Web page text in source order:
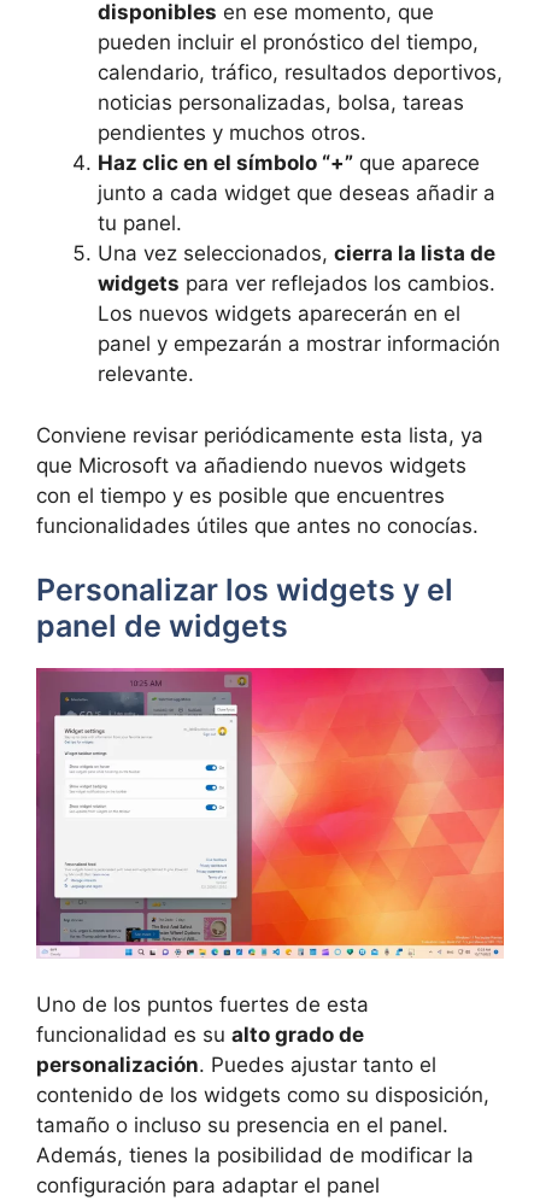
disponibles en ese momento, que
pueden incluir el pronóstico del tiempo,
calendario, tráfico, resultados deportivos,
noticias personalizadas, bolsa, tareas
pendientes y muchos otros.
Haz clic en el símbolo “+” que aparece
junto a cada widget que deseas añadir a
tu panel.
Una vez seleccionados, cierra la lista de
widgets para ver reflejados los cambios.
Los nuevos widgets aparecerán en el
panel y empezarán a mostrar información
relevante.
Conviene revisar periódicamente esta lista, ya
que Microsoft va añadiendo nuevos widgets
con el tiempo y es posible que encuentres
funcionalidades útiles que antes no conocías.
Personalizar los widgets y el
panel de widgets
Uno de los puntos fuertes de esta
funcionalidad es su alto grado de
personalización. Puedes ajustar tanto el
contenido de los widgets como su disposición,
tamaño o incluso su presencia en el panel.
Además, tienes la posibilidad de modificar la
configuración para adaptar el panel